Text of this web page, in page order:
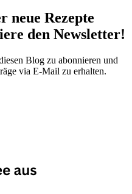
neue Rezepte
den Newsletter!
Blog zu abonnieren und
via E-Mail zu erhalten.